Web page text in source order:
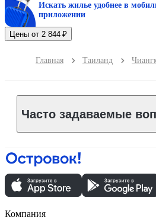
Искать жилье удобнее в
приложении
Цены от 2 844 ₽
Главная Таиланд
Часто задаваемые
Компания